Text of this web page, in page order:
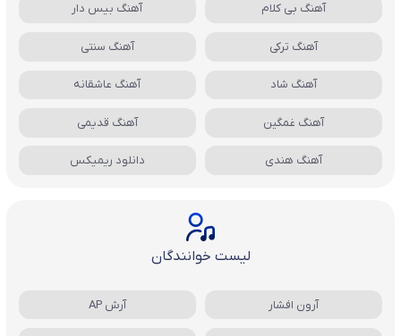
آهنگ بی کلام آهنگ بیس دار
آهنگ ترکی آهنگ سنتی
آهنگ شاد آهنگ عاشقانه
آهنگ غمگین آهنگ قدیمی
آهنگ هندی دانلود ریمیکس
لیست خوانندگان
آرون افشار آرش AP